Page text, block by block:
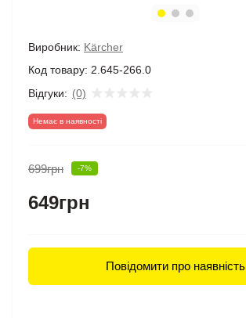
Виробник: Kärcher
Код товару: 2.645-266.0
Відгуки: (0)
Немає в наявності
699грн -7%
649грн
Повідомити про наявність